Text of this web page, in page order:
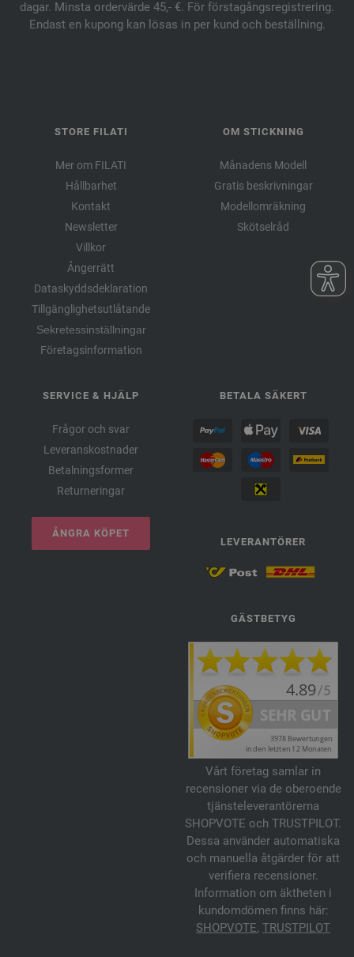
dagar. Minsta ordervärde 45,- €. För förstagångsregistrering.
Endast en kupong kan lösas in per kund och beställning.
STORE FILATI
Mer om FILATI
Hållbarhet
Kontakt
Newsletter
Villkor
Ångerrätt
Dataskyddsdeklaration
Tillgänglighetsutlåtande
Sekretessinställningar
Företagsinformation
OM STICKNING
Månadens Modell
Gratis beskrivningar
Modellomräkning
Skötselråd
SERVICE & HJÄLP
Frågor och svar
Leveranskostnader
Betalningsformer
Returneringar
ÅNGRA KÖPET
BETALA SÄKERT
LEVERANTÖRER
GÄSTBETYG
Vårt företag samlar in
recensioner via de oberoende
tjänsteleverantörerna
SHOPVOTE och TRUSTPILOT.
Dessa använder automatiska
och manuella åtgärder för att
verifiera recensioner.
Information om äktheten i
kundomdömen finns här:
SHOPVOTE, TRUSTPILOT